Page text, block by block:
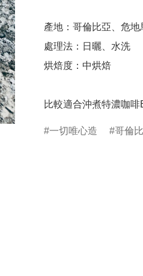
產地：哥倫比亞、危地
處理法：日曬、水洗
烘焙度：中烘焙
比較適合沖煮特濃咖啡
一切唯心造 哥倫